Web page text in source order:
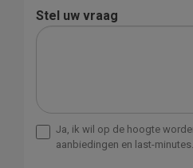
Stel uw vraag
Ja, ik wil op de hoogte
aanbiedingen en last-minutes.